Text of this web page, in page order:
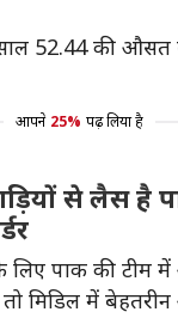
52.44 की औसत
आपने 25% पढ़ लिया है
से लैस है
पाक की टीम में
मिडिल में